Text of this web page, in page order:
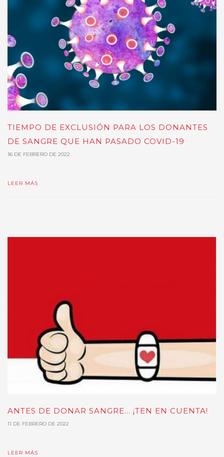
TIEMPO DE EXCLUSIÓN PARA LOS DONANTES
DE SANGRE QUE HAN PASADO COVID-19
16 DE FEBRERO DE 2022
LEER MÁS
ANTES DE DONAR SANGRE... ¡TEN EN CUENTA!
11 DE FEBRERO DE 2022
LEER MÁS